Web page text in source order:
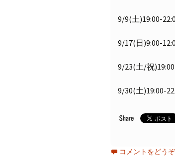
9/9(土)19:00-
9/17(日)9:00-
9/23(土/祝
9/30(土)19:00-
コメントをどうぞ